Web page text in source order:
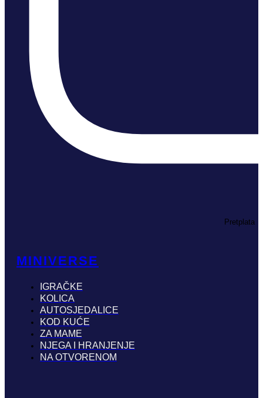
Pretplata
MINIVERSE
IGRAČKE
KOLICA
AUTOSJEDALICE
KOD KUĆE
ZA MAME
NJEGA I HRANJENJE
NA OTVORENOM